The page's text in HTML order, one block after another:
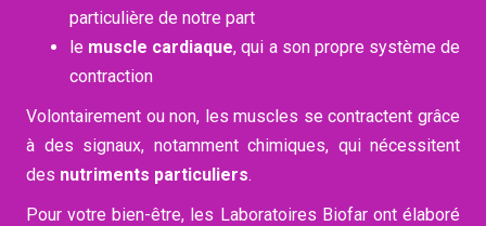
particulière de notre part
le muscle cardiaque, qui a son propre système de
contraction
Volontairement ou non, les muscles se contractent grâce
à des signaux, notamment chimiques, qui nécessitent
des nutriments particuliers.
Pour votre bien-être, les Laboratoires Biofar ont élaboré